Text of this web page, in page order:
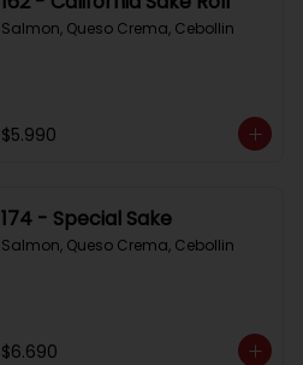
Salmon, Queso Crema, Cebollin
$5.990
174 - Special Sake
Salmon, Queso Crema, Cebollin
$6.690